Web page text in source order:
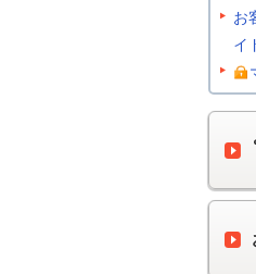
お
イ